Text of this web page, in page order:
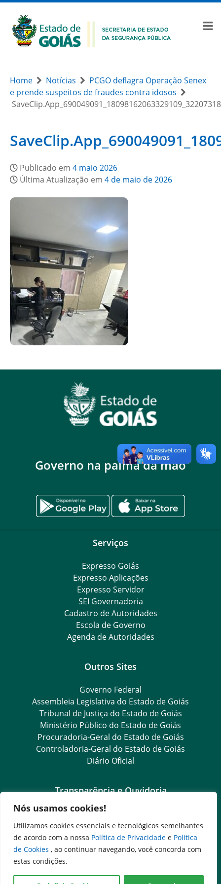
Nós usamos cookies!
Utilizamos cookies essenciais e tecnológicos semelhantes
de acordo com a nossa Política de Privacidade e Política
de Cookies , ao continuar navegando, você concorda com
estas condições.
Home Notícias
PCGO deflagra Operação Senex
e prende suspeitos de fraudes contra idosos
Publicado em 4 maio 2026
Última Atualização em 4 de maio de 2026
Governo na palma da mão
Serviços
Expresso Goiás
Expresso Aplicações
Expresso Servidor
SEI Governadoria
Cadastro de Autoridades
Escola de Governo
Agenda de Autoridades
Outros Sites
Governo Federal
Assembleia Legislativa do Estado de Goiás
Tribunal de Justiça do Estado de Goiás
Ministério Público do Estado de Goiás
Procuradoria-Geral do Estado de Goiás
Controladoria-Geral do Estado de Goiás
Diário Oficial
Transparência e Ouvidoria
LGPD
Goiás Transparência
Dados Abertos Goiás
e-SIC
SIC – Serviço de Informação ao Cidadão
Ouvidoria Setorial (Expresso)